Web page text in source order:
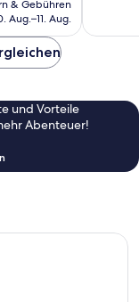
beträgt
& Gebühren
Aug.–11. Aug.
und Vorteile
Abenteuer!